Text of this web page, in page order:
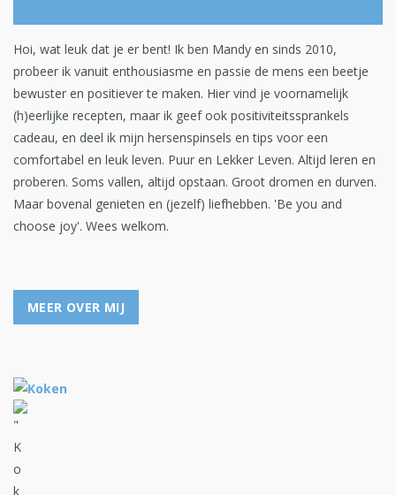
Hoi, wat leuk dat je er bent! Ik ben Mandy en sinds 2010,
probeer ik vanuit enthousiasme en passie de mens een beetje
bewuster en positiever te maken. Hier vind je voornamelijk
(h)eerlijke recepten, maar ik geef ook positiviteitssprankels
cadeau, en deel ik mijn hersenspinsels en tips voor een
comfortabel en leuk leven. Puur en Lekker Leven. Altijd leren en
proberen. Soms vallen, altijd opstaan. Groot dromen en durven.
Maar bovenal genieten en (jezelf) liefhebben. 'Be you and
choose joy'. Wees welkom.
MEER OVER MIJ